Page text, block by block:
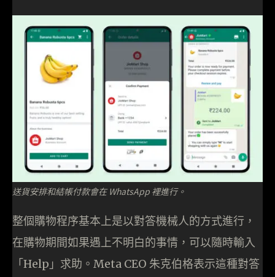
送貨安排和結帳付款會在 WhatsApp 裡進行。
整個購物程序基本上是以對答機械人的方式進行，
在購物期間如果遇上不明白的事情，可以隨時輸入
「Help」求助。Meta CEO 朱克伯格表示這種對答